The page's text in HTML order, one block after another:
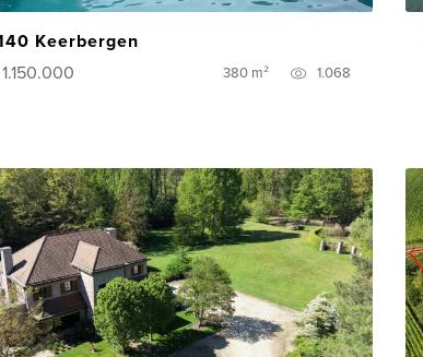
Keerbergen
380 m² 1.068